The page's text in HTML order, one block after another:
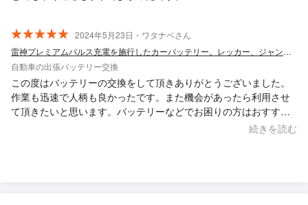
2024年5月23日・ワタナベさん
雷神プレミアムパルス充電を施行したカーバッテリー。レッカー、ジャンピング保険付き
自動車の出張バッテリー交換
この度はバッテリーの交換をして頂きありがとうございました。
作業も迅速で人柄も良かったです。また機会があったら利用させ
て頂きたいと思います。バッテリーなどでお困りの方はおすすめ
続きを読む